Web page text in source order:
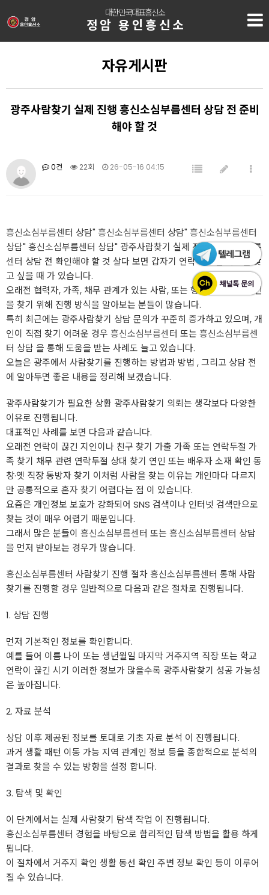
대한민국대표흥신소
정암 용인흥신소
자유게시판
광주사람찾기 실제 진행 흥신소심부름센터 상담 전 준비
해야 할 것
0건 22회 26-05-16 04:15
흥신소심부름센터 상담" 흥신소심부름센터 상담" 흥신소심부름센터
상담" 흥신소심부름센터 상담" 광주사람찾기 실제 진행흥신소심부름
센터 상담 전 확인해야 할 것 살다 보면 갑자기 연락이 끊긴 사람을 찾
고 싶을 때 가 있습니다.
오래전 협력자, 가족, 채무 관계가 있는 사람, 또는 행방이 묘연한 지인
을 찾기 위해 진행 방식을 알아보는 분들이 많습니다.
특히 최근에는 광주사람찾기 상담 문의가 꾸준히 증가하고 있으며, 개
인이 직접 찾기 어려운 경우 흥신소심부름센터 또는 흥신소심부름센
터 상담 을 통해 도움을 받는 사례도 늘고 있습니다.
오늘은 광주에서 사람찾기를 진행하는 방법과 방법 , 그리고 상담 전
에 알아두면 좋은 내용을 정리해 보겠습니다.
광주사람찾기가 필요한 상황 광주사람찾기 의뢰는 생각보다 다양한
이유로 진행됩니다.
대표적인 사례를 보면 다음과 같습니다.
오래전 연락이 끊긴 지인이나 친구 찾기 가출 가족 또는 연락두절 가
족 찾기 채무 관련 연락두절 상대 찾기 연인 또는 배우자 소재 확인 동
창·옛 직장 동방자 찾기 이처럼 사람을 찾는 이유는 개인마다 다르지
만 공통적으로 혼자 찾기 어렵다는 점 이 있습니다.
요즘은 개인정보 보호가 강화되어 SNS 검색이나 인터넷 검색만으로
찾는 것이 매우 어렵기 때문입니다.
그래서 많은 분들이 흥신소심부름센터 또는 흥신소심부름센터 상담
을 먼저 받아보는 경우가 많습니다.
흥신소심부름센터 사람찾기 진행 절차흥신소심부름센터 통해 사람
찾기를 진행할 경우 일반적으로 다음과 같은 절차로 진행됩니다.
1. 상담 진행
먼저 기본적인 정보를 확인합니다.
예를 들어 이름 나이 또는 생년월일 마지막 거주지역 직장 또는 학교
연락이 끊긴 시기 이러한 정보가 많을수록 광주사람찾기 성공 가능성
은 높아집니다.
2. 자료 분석
상담 이후 제공된 정보를 토대로 기초 자료 분석 이 진행됩니다.
과거 생활 패턴 이동 가능 지역 관계인 정보 등을 종합적으로 분석의
결과로 찾을 수 있는 방향을 설정 합니다.
3. 탐색 및 확인
이 단계에서는 실제 사람찾기 탐색 작업 이 진행됩니다.
흥신소심부름센터 경험을 바탕으로 합리적인 탐색 방법을 활용 하게
됩니다.
이 절차에서 거주지 확인 생활 동선 확인 주변 정보 확인 등이 이루어
질 수 있습니다.